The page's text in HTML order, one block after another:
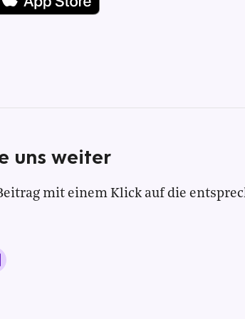
uns weiter
mit einem Klick auf die